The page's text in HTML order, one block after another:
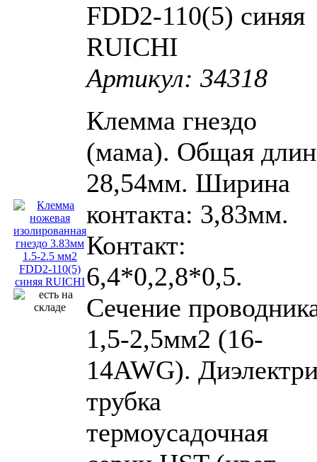
FDD2-110(5) синяя
RUICHI
Артикул: 34318
Клемма гнездо
(мама). Общая
28,54мм. Ширина
контакта: 3,83мм.
Контакт:
6,4*0,2,8*0,5.
Сечение
1,5-2,5мм2 (16-
14AWG).
трубка
термоусадочная